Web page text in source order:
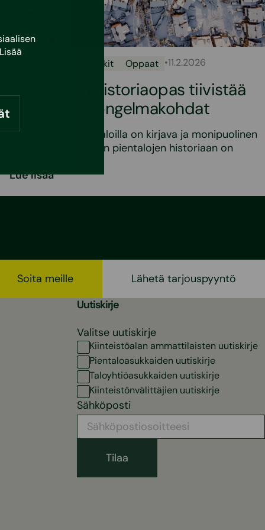
Asumisvinkit Oppaat •11.2.2026
Pientalojen historiaopas tiivistää
pientalojen ongelmakohdat
Suomalaisilla pientaloilla on kirjava ja monipuolinen
menneisyys Suomen pientalojen historiaan on
Lue lisää
Soita meille
Lähetä tarjouspyyntö
Uutiskirje
Valitse uutiskirje
Kiinteistöalan ammattilaisten uutiskirje
Pientaloasukkaiden uutiskirje
Taloyhtiöasukkaiden uutiskirje
Kiinteistönvälittäjien uutiskirje
Sähköposti